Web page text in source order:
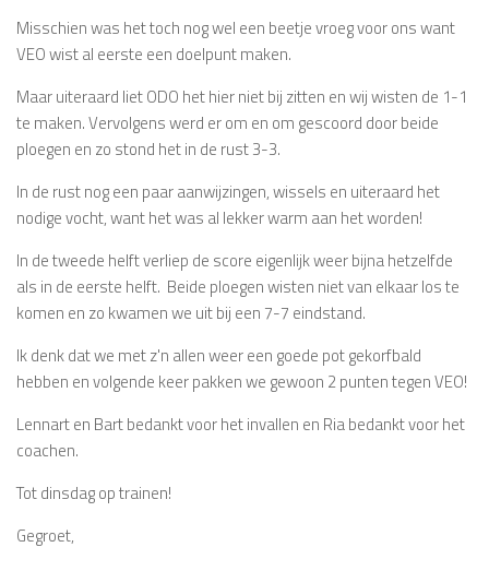
Misschien was het toch nog wel een beetje vroeg voor ons want
VEO wist al eerste een doelpunt maken.
Maar uiteraard liet ODO het hier niet bij zitten en wij wisten de 1-1
te maken. Vervolgens werd er om en om gescoord door beide
ploegen en zo stond het in de rust 3-3.
In de rust nog een paar aanwijzingen, wissels en uiteraard het
nodige vocht, want het was al lekker warm aan het worden!
In de tweede helft verliep de score eigenlijk weer bijna hetzelfde
als in de eerste helft. Beide ploegen wisten niet van elkaar los te
komen en zo kwamen we uit bij een 7-7 eindstand.
Ik denk dat we met z'n allen weer een goede pot gekorfbald
hebben en volgende keer pakken we gewoon 2 punten tegen VEO!
Lennart en Bart bedankt voor het invallen en Ria bedankt voor het
coachen.
Tot dinsdag op trainen!
Gegroet,